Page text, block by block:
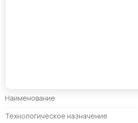
Наименование
Технологическое назначение